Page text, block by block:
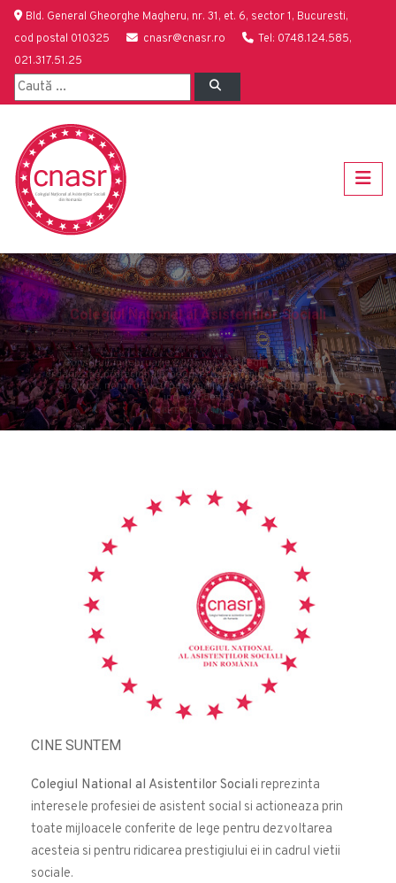
Bld. General Gheorghe Magheru, nr. 31, et. 6, sector 1, Bucuresti,
cod postal 010325
cnasr@cnasr.ro
Tel: 0748.124.585,
021.317.51.25
Colegiul Național al Asistenților Sociali
Constituit în februarie 2005 în baza Legii 466/2004 ca
organizație profesională, neguvernamentală, de interes public,
apolitică, nonprofit, cu personalitate juridică, autonomă și
independentă.
CITEȘTE MAI MULT
Previous Next
CINE SUNTEM
Colegiul National al Asistentilor Sociali reprezinta
interesele profesiei de asistent social si actioneaza prin
toate mijloacele conferite de lege pentru dezvoltarea
acesteia si pentru ridicarea prestigiului ei in cadrul vietii
sociale.